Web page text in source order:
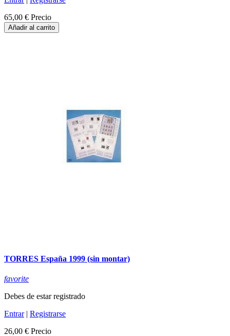
65,00 € Precio
Añadir al carrito
TORRES España 1999 (sin montar)
favorite
Debes de estar registrado
Entrar| Registrarse
26,00 € Precio